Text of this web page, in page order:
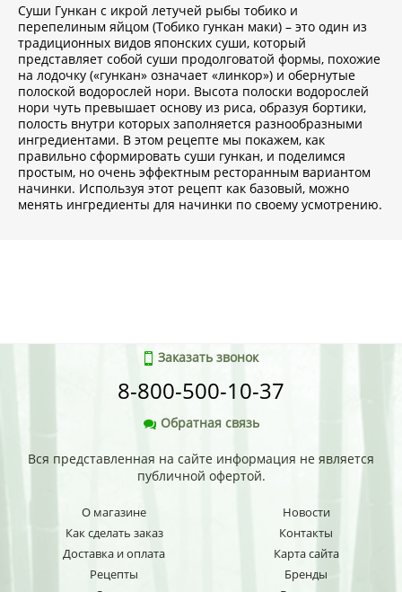
Суши Гункан с икрой летучей рыбы тобико и
перепелиным яйцом (Тобико гункан маки) – это один из
традиционных видов японских суши, который
представляет собой суши продолговатой формы, похожие
на лодочку («гункан» означает «линкор») и обернутые
полоской водорослей нори. Высота полоски водорослей
нори чуть превышает основу из риса, образуя бортики,
полость внутри которых заполняется разнообразными
ингредиентами. В этом рецепте мы покажем, как
правильно сформировать суши гункан, и поделимся
простым, но очень эффектным ресторанным вариантом
начинки. Используя этот рецепт как базовый, можно
менять ингредиенты для начинки по своему усмотрению.
Заказать звонок
8-800-500-10-37
Обратная связь
Вся представленная на сайте информация не является
публичной офертой.
О магазине
Как сделать заказ
Доставка и оплата
Рецепты
Новости
Контакты
Карта сайта
Бренды